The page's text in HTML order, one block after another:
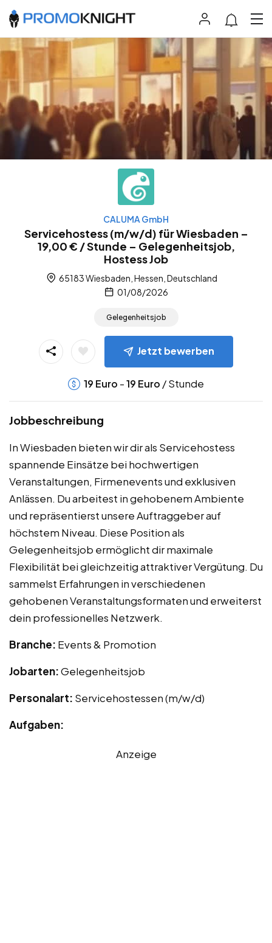
CALUMA GmbH
Servicehostess (m/w/d) für Wiesbaden –
19,00 € / Stunde – Gelegenheitsjob,
Hostess Job
65183 Wiesbaden, Hessen, Deutschland
01/08/2026
Gelegenheitsjob
Jetzt bewerben
19 Euro -19 Euro / Stunde
Jobbeschreibung
In Wiesbaden bieten wir dir als Servicehostess
spannende Einsätze bei hochwertigen
Veranstaltungen, Firmenevents und exklusiven
Anlässen. Du arbeitest in gehobenem Ambiente
und repräsentierst unsere Auftraggeber auf
höchstem Niveau. Diese Position als
Gelegenheitsjob ermöglicht dir maximale
Flexibilität bei gleichzeitig attraktiver Vergütung. Du
sammelst Erfahrungen in verschiedenen
gehobenen Veranstaltungsformaten und erweiterst
dein professionelles Netzwerk.
Branche: Events & Promotion
Jobarten:Gelegenheitsjob
Personalart: Servicehostessen (m/w/d)
Aufgaben:
Anzeige